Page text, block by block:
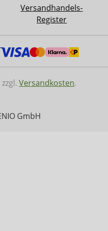
Versandhandels-
Register
Versandkosten.
GmbH